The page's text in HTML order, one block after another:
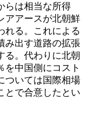
らは相当な所得
アアースが北朝鮮
れる。これによる
み出す道路の拡張
る。代わりに北朝
を中国側にコスト
ついては国際相場
とで合意したとい